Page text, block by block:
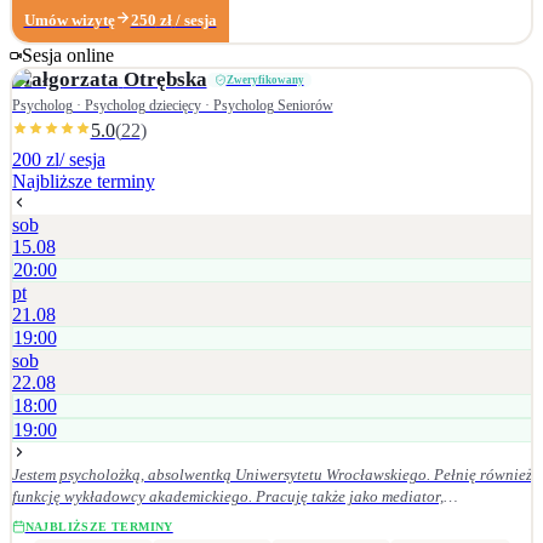
lękowe, zaburzenia obsesyjno-kompulsywne, obniżone libido, problemy ze
snem, trudności w nawiązywaniu kontaktów społecznych, zdrada, poradnictwo
seksuologiczne okołoporodowe, wsparcie okołoporodowe, zaburzenia
orgazmu, zaburzenia seksualne wywołane lękiem, zbyt wysokie libido,
uzależnienie od masturbacji.
Umów wizytę 250 zł / sesja
Sesja online
Małgorzata Otrębska Zweryfikowany
Psycholog · Psycholog dziecięcy · Psycholog Seniorów
5.0(22)
200 zl/ sesja
Najbliższe terminy
sob
15.08
20:00
pt
21.08
19:00
sob
22.08
18:00
19:00
Jestem psycholożką, absolwentką Uniwersytetu Wrocławskiego. Pełnię również
funkcję wykładowcy akademickiego. Pracuję także jako mediator,
specjalizując się w sprawach rodzinnych, karnych i cywilnych. Na co dzień
NAJBLIŻSZE TERMINY